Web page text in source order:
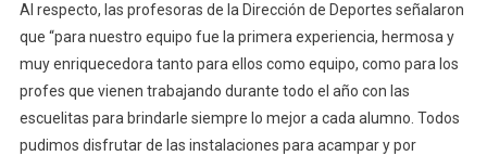
Al respecto, las profesoras de la Dirección de Deportes señalaron
que “para nuestro equipo fue la primera experiencia, hermosa y
muy enriquecedora tanto para ellos como equipo, como para los
profes que vienen trabajando durante todo el año con las
escuelitas para brindarle siempre lo mejor a cada alumno. Todos
pudimos disfrutar de las instalaciones para acampar y por